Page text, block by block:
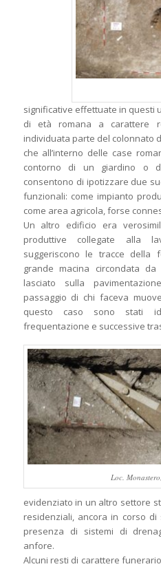
Loc.
significative effettuate in questi
di età romana a carattere
individuata parte del colonnato
che all’interno delle case
contorno di un giardino o
consentono di ipotizzare due
funzionali: come impianto
come area agricola, forse
Un altro edificio era
produttive collegate alla
suggeriscono le tracce
grande macina circondata
lasciato sulla
passaggio di chi faceva
questo caso sono stati
frequentazione e successive
Loc. Monastero,
evidenziato in un altro settore
residenziali, ancora in corso
presenza di sistemi di
anfore.
Alcuni resti di carattere